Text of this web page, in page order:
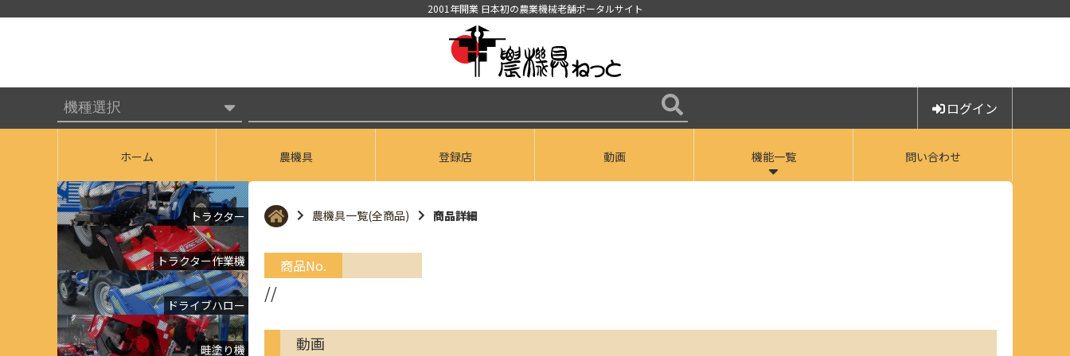
2001年開業 日本初の農業機械老舗ポータルサイト
ログイン
ホーム 農機具 登録店 動画 機能一覧 問い合わせ
トラクター
トラクター作業機
ドライブハロー
畦塗り機
農機具一覧(全商品) 商品詳細
商品No.
//
動画